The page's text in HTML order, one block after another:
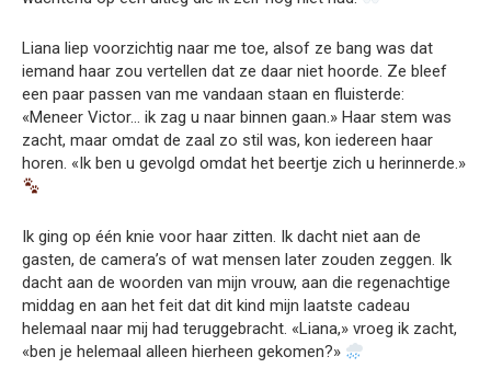
Liana liep voorzichtig naar me toe, alsof ze bang was dat
iemand haar zou vertellen dat ze daar niet hoorde. Ze bleef
een paar passen van me vandaan staan en fluisterde:
«Meneer Victor… ik zag u naar binnen gaan.» Haar stem was
zacht, maar omdat de zaal zo stil was, kon iedereen haar
horen. «Ik ben u gevolgd omdat het beertje zich u herinnerde.»
Ik ging op één knie voor haar zitten. Ik dacht niet aan de
gasten, de camera’s of wat mensen later zouden zeggen. Ik
dacht aan de woorden van mijn vrouw, aan die regenachtige
middag en aan het feit dat dit kind mijn laatste cadeau
helemaal naar mij had teruggebracht. «Liana,» vroeg ik zacht,
«ben je helemaal alleen hierheen gekomen?»